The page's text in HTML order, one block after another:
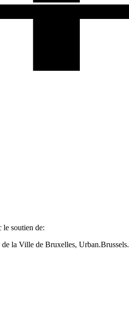
soutien de:
la Ville de Bruxelles, Urban.Brussels.